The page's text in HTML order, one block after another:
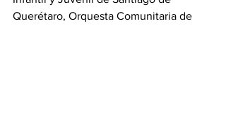
Querétaro, Orquesta Comunitaria de